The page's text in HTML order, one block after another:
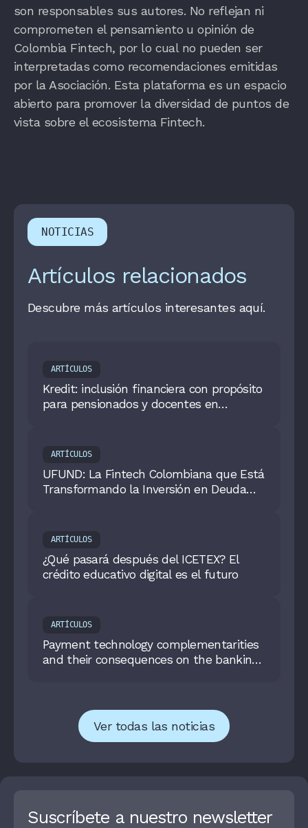
son responsables sus autores. No reflejan ni
comprometen el pensamiento u opinión de
Colombia Fintech, por lo cual no pueden ser
interpretadas como recomendaciones emitidas
por la Asociación. Esta plataforma es un espacio
abierto para promover la diversidad de puntos de
vista sobre el ecosistema Fintech.
NOTICIAS
Artículos relacionados
Descubre más artículos interesantes aquí.
ARTÍCULOS
Kredit: inclusión financiera con propósito
para pensionados y docentes en
ARTÍCULOS
UFUND: La Fintech Colombiana que Está
Transformando la Inversión en Deuda
ARTÍCULOS
¿Qué pasará después del ICETEX? El
crédito educativo digital es el futuro
ARTÍCULOS
Payment technology complementarities
and their consequences on the banking
Ver todas las noticias
Suscríbete a nuestro newsletter